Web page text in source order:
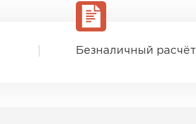
Безналичный расчёт